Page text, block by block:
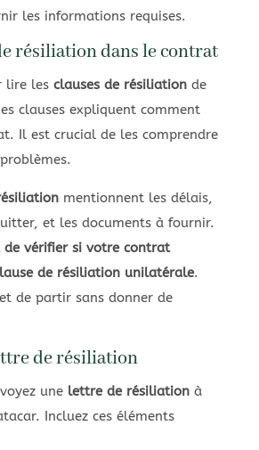
les informations requises.
résiliation dans le contrat
lire les clauses de résiliationde
clauses expliquent comment
Il est crucial de les comprendre
mentionnent les délais,
et les documents à fournir.
vérifier si votre contrat
de résiliation unilatérale.
de partir sans donner de
de résiliation
une lettre de résiliationà
Incluez ces éléments